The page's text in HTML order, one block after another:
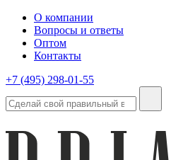
О компании
Вопросы и ответы
Оптом
Контакты
+7 (495) 298-01-55